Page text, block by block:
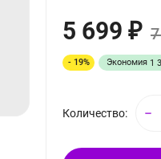
5 699₽
- 19% Экономия 1
Количество: